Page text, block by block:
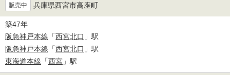
販売中 兵庫県西宮市高座町
築47年
阪急神戸本線 「西宮北口 」駅
阪急神戸本線 「西宮北口 」駅
東海道本線 「西宮 」駅